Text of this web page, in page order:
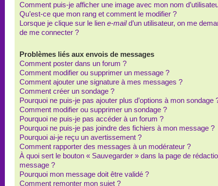
Comment puis-je afficher une image avec mon nom
Qu’est-ce que mon rang et comment le modifier ?
Lorsque je clique sur le lien e-maild’un utilisateur, on me
de me connecter ?
Problèmes liés aux envois de messages
Comment poster dans un forum ?
Comment modifier ou supprimer un message ?
Comment ajouter une signature à mes messages ?
Comment créer un sondage ?
Pourquoi ne puis-je pas ajouter plus d’options à mon sondage
Comment modifier ou supprimer un sondage ?
Pourquoi ne puis-je pas accéder à un forum ?
Pourquoi ne puis-je pas joindre des fichiers à mon message ?
Pourquoi ai-je reçu un avertissement ?
Comment rapporter des messages à un modérateur ?
À quoi sert le bouton « Sauvegarder » dans la page de
message ?
Pourquoi mon message doit être validé ?
Comment remonter mon sujet ?